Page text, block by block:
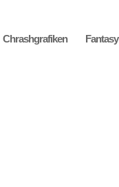
Chrashgrafiken Fantasy